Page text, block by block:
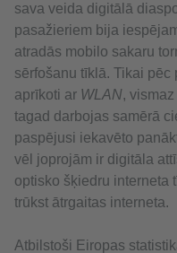
sava veida digitālā
pasažieriem bija
atradās mobilo sakaru
sērfošanu tīklā. Tikai
aprīkoti ar WLAN,
tagad darbojas samērā
paspējusi iekavēto
vēl joprojām ir digitāla
optisko šķiedru interneta
trūkst ātrgaitas interneta.
Atbilstoši Eiropas